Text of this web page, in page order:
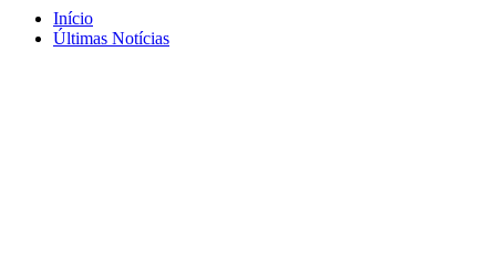
Início
Últimas Notícias